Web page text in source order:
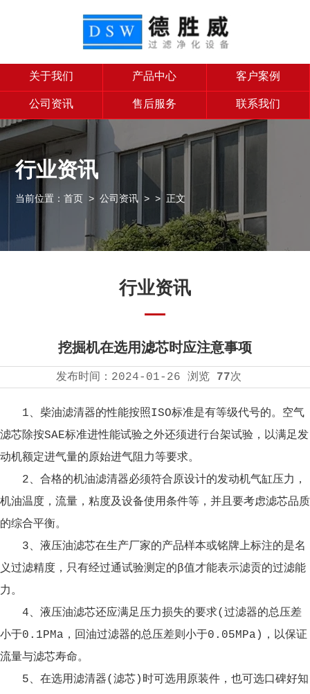
关于我们 产品中心 客户案例
公司资讯 售后服务 联系我们
行业资讯
当前位置：首页 >公司资讯 >> 正文
行业资讯
挖掘机在选用滤芯时应注意事项
发布时间： 2024-01-26 浏览 77次
1、柴油滤清器的性能按照ISO标准是有等级代号的。 空气
滤芯除按SAE标准进性能试验之外还须进行台架试验，以满足发
动机额定进气量的原始进气阻力等要求。
2、合格的机油滤清器必须符合原设计的发动机气缸压力，
机油温度，流量，粘度及设备使用条件等，并且要考虑滤芯品质
的综合平衡。
3、 液压油滤芯在生产厂家的产品样本或铭牌上标注的是名
义过滤精度，只有经过通试验测定的β值才能表示滤贡的过滤能
力。
4、 液压油滤芯还应满足压力损失的要求(过滤器的总压差
小于0.1PMa，回油过滤器的总压差则小于0.05MPa)，以保证
流量与滤芯寿命。
5、在选用滤清器(滤芯)时可选用原装件，也可选口碑好知